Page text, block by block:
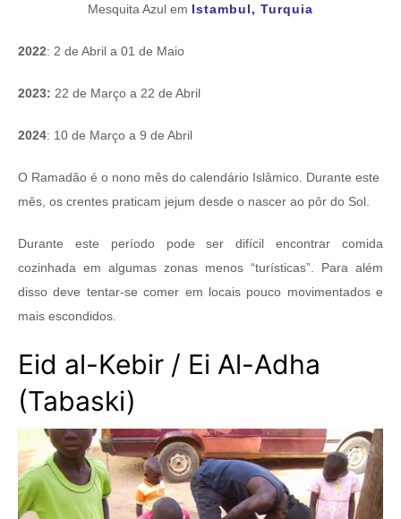
Mesquita Azul em Istambul, Turquia
2022: 2 de Abril a 01 de Maio
2023: 22 de Março a 22 de Abril
2024: 10 de Março a 9 de Abril
O Ramadão é o nono mês do calendário Islâmico. Durante este
mês, os crentes praticam jejum desde o nascer ao pôr do Sol.
Durante este período pode ser difícil encontrar comida
cozinhada em algumas zonas menos “turísticas”. Para além
disso deve tentar-se comer em locais pouco movimentados e
mais escondidos.
Eid al-Kebir / Ei Al-Adha
(Tabaski)